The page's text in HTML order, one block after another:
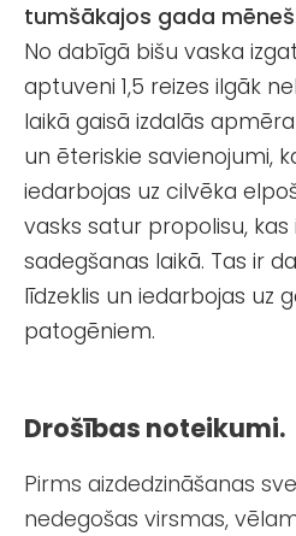
tumšākajos gada
No dabīgā bišu vaska
aptuveni 1,5 reizes ilgāk
laikā gaisā izdalās
un ēteriskie savienojumi,
iedarbojas uz cilvēka
vasks satur propolisu, kas
sadegšanas laikā. Tas ir
līdzeklis un iedarbojas uz
patogēniem.
Drošības noteikumi.
Pirms aizdedzināšanas
nedegošas virsmas,